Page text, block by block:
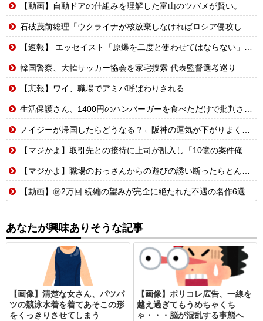
【動画】自動ドアの仕組みを理解した富山のツバメが賢い。
石破茂前総理「ウクライナが核放棄しなければロシア侵攻しなかった」！
【速報】 エッセイスト「原爆を二度と使わせてはならない」→リプ「もちろん中国の核も非難する？」→即ブロック
韓国警察、大韓サッカー協会を家宅捜索 代表監督選考巡り
【悲報】ワイ、職場でアミバ呼ばわりされる
生活保護さん、1400円のハンバーガーを食べただけで批判される
ノイジーが帰国したらどうなる？←阪神の運気が下がりまくるやろな
【マジかよ】取引先との接待に上司が乱入し「10億の案件俺がもらったw残念だったな負け犬w」→取引先社長「誰だね君は…」既に契約成立していて…
【マジかよ】職場のおっさんからの遊びの誘い断ったらとんでもないこと言われたんだが
【動画】㊗️2万回 続編の望みが完全に絶たれた不遇の名作6選
あなたが興味ありそうな記事
【画像】清楚な女さん、パツパ
ツの競泳水着を着てあそこの形
をくっきりさせてしまう
【画像】ポリコレ広告、一線を
越え過ぎてもうめちゃくち
ゃ・・・脳が混乱する事態へ